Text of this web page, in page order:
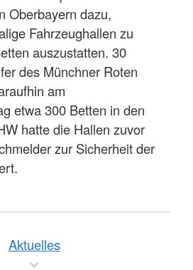
Oberbayern dazu,
Fahrzeughallen zu
auszustatten. 30
des Münchner Roten
am
etwa 300 Betten in den
hatte die Hallen zuvor
zur Sicherheit der
Aktuelles